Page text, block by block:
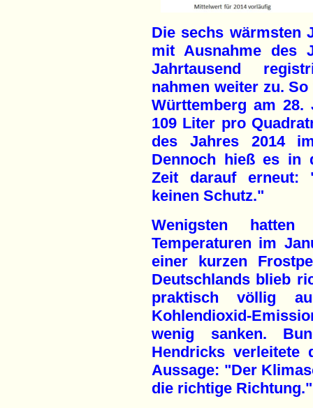
Die sechs wärmsten
mit Ausnahme des
Jahrtausend
nahmen weiter zu.
Württemberg am
109 Liter pro
des Jahres 2014
Dennoch hieß es in
Zeit darauf erneut:
keinen Schutz."
Wenigsten
Temperaturen im
einer kurzen
Deutschlands blieb
praktisch völlig
Kohlendioxid-
wenig sanken.
Hendricks verleitete
Aussage: "Der
die richtige Richtung."